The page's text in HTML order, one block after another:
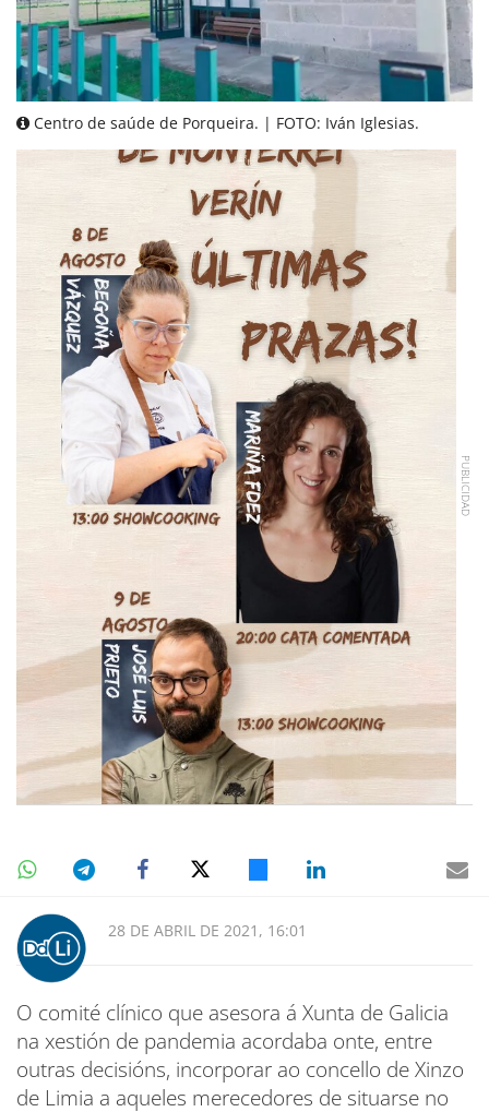
Centro de saúde de Porqueira. | FOTO: Iván Iglesias.
28 DE ABRIL DE 2021, 16:01
O comité clínico que asesora á Xunta de Galicia
na xestión de pandemia acordaba onte, entre
outras decisións, incorporar ao concello de Xinzo
de Limia a aqueles merecedores de situarse no